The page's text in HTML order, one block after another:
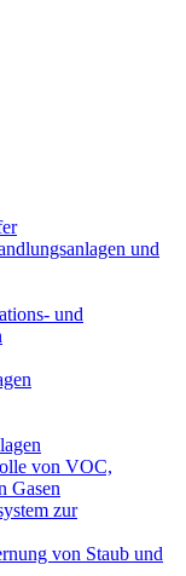
und
und
von VOC,
Gasen
zur
von Staub und